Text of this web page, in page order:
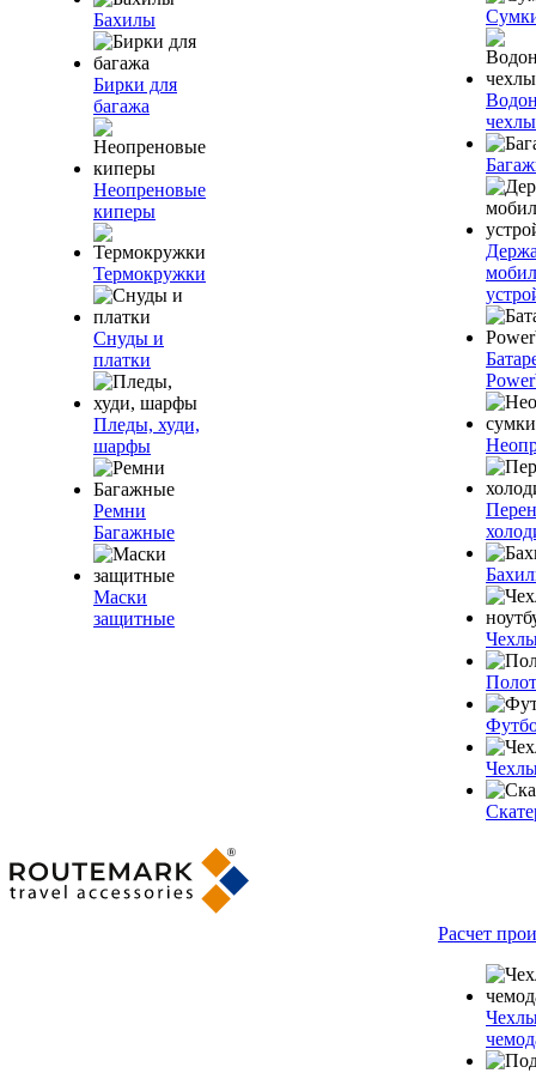
Бахилы
Бирки для
багажа
Неопреновые
киперы
Термокружки
Снуды и
платки
Пледы, худи,
шарфы
Ремни
Багажные
Маски
защитные
Расчет